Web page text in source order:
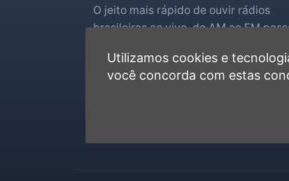
O jeito mais rápido de ouvir rádios
brasileiras ao vivo, do AM ao FM
real.Utilizamos cookies e
você concorda com estas